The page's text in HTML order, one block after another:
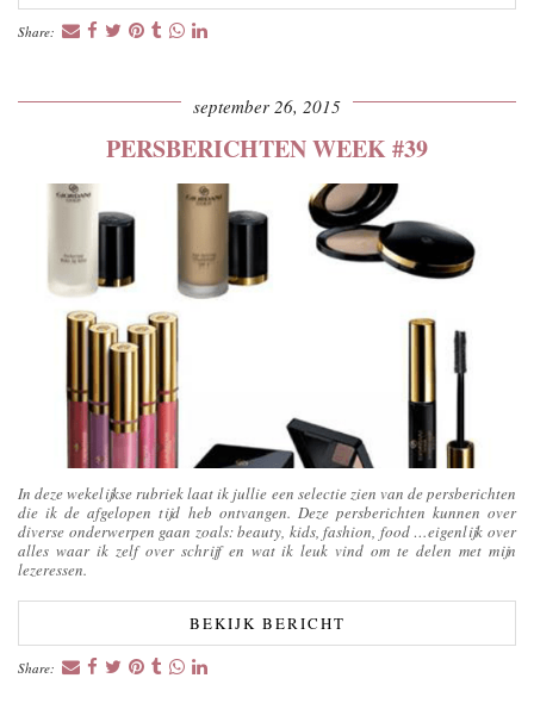
Share:
september 26, 2015
PERSBERICHTEN WEEK #39
In deze wekelijkse rubriek laat ik jullie een selectie zien van de persberichten
die ik de afgelopen tijd heb ontvangen. Deze persberichten kunnen over
diverse onderwerpen gaan zoals: beauty, kids, fashion, food …eigenlijk over
alles waar ik zelf over schrijf en wat ik leuk vind om te delen met mijn
lezeressen.
BEKIJK BERICHT
Share: